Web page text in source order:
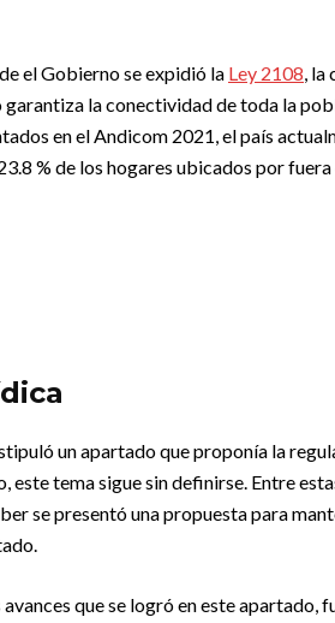
el Gobierno se expidió la Ley 2108, la
garantiza la conectividad de toda la
en el Andicom 2021, el país
% de los hogares ubicados por
un apartado que proponía la
este tema sigue sin definirse. Entre
se presentó una propuesta para
que se logró en este apartado,